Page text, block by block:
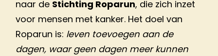
naar de Stichting Roparun, die zich inzet
voor mensen met kanker. Het doel van
Roparun is: leven toevoegen aan de
dagen, waar geen dagen meer kunnen